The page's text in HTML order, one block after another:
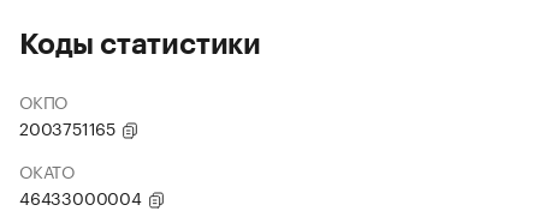
Коды статистики
ОКПО
2003751165
ОКАТО
46433000004